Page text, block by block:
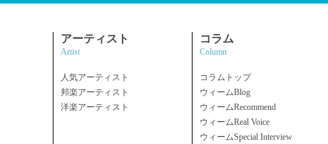
アーティスト
Artist
人気アーティスト
邦楽アーティスト
洋楽アーティスト
コラム
Column
コラムトップ
ウィームBlog
ウィームRecommend
ウィームReal Voice
ウィームSpecial Interview